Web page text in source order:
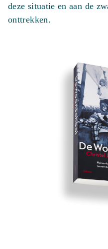
deze situatie en aan de
onttrekken.